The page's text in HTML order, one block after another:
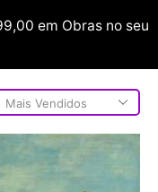
em Obras no seu